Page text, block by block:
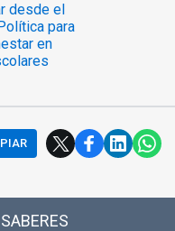
desde el
para
en